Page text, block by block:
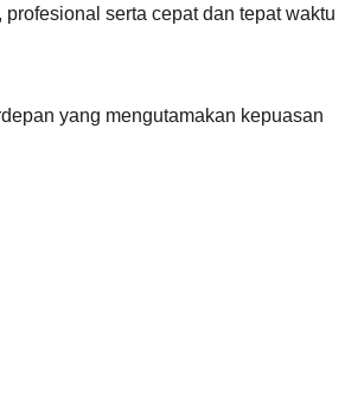
serta cepat dan tepat waktu
yang mengutamakan kepuasan